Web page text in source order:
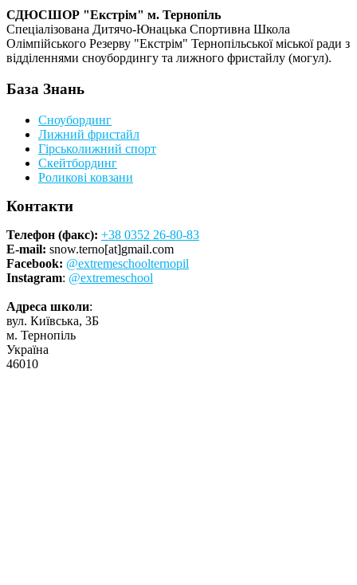
СДЮСШОР "Екстрім" м. Тернопіль
Спеціалізована Дитячо-Юнацька Спортивна Школа
Олімпійського Резерву "Екстрім" Тернопільської міської ради з
відділеннями сноубордингу та лижного фристайлу (могул).
База Знань
Сноубординг
Лижний фристайл
Гірськолижний спорт
Скейтбординг
Роликові ковзани
Контакти
Телефон (факс): +38 0352 26-80-83
E-mail: snow.terno[at]gmail.com
Facebook: @extremeschoolternopil
Instagram: @extremeschool
Адреса школи:
вул. Київська, 3Б
м. Тернопіль
Україна
46010